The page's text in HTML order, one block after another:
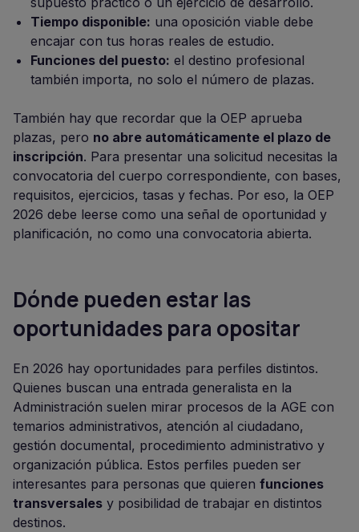
Tiempo disponible: una oposición viable debe
encajar con tus horas reales de estudio.
Funciones del puesto: el destino profesional
también importa, no solo el número de plazas.
También hay que recordar que la OEP aprueba
plazas, pero no abre automáticamente el plazo de
inscripción. Para presentar una solicitud necesitas la
convocatoria del cuerpo correspondiente, con bases,
requisitos, ejercicios, tasas y fechas. Por eso, la OEP
2026 debe leerse como una señal de oportunidad y
planificación, no como una convocatoria abierta.
Dónde pueden estar las
oportunidades para opositar
En 2026 hay oportunidades para perfiles distintos.
Quienes buscan una entrada generalista en la
Administración suelen mirar procesos de la AGE con
temarios administrativos, atención al ciudadano,
gestión documental, procedimiento administrativo y
organización pública. Estos perfiles pueden ser
interesantes para personas que quieren funciones
transversales y posibilidad de trabajar en distintos
destinos.